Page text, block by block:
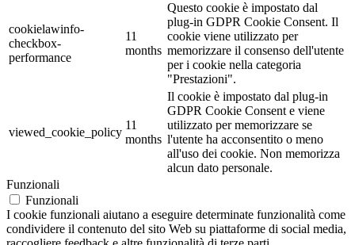
cookielawinfo-
checkbox-
performance
11
months
Questo cookie è impostato dal
plug-in GDPR Cookie Consent. Il
cookie viene utilizzato per
memorizzare il consenso dell'utente
per i cookie nella categoria
"Prestazioni".
viewed_cookie_policy
11
months
Il cookie è impostato dal plug-in
GDPR Cookie Consent e viene
utilizzato per memorizzare se
l'utente ha acconsentito o meno
all'uso dei cookie. Non memorizza
alcun dato personale.
Funzionali
Funzionali
I cookie funzionali aiutano a eseguire determinate funzionalità come
condividere il contenuto del sito Web su piattaforme di social media,